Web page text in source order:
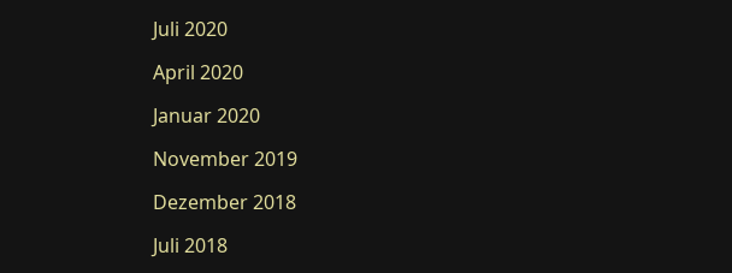
Juli 2020
April 2020
Januar 2020
November 2019
Dezember 2018
Juli 2018